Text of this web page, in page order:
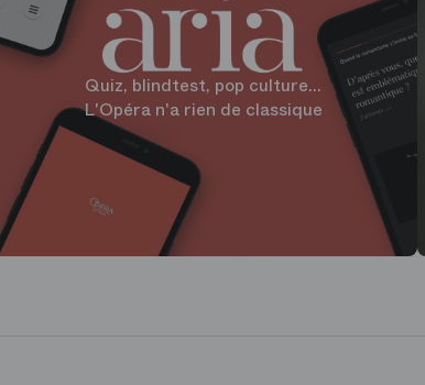
Quiz, blindtest, pop culture...
L'Opéra n'a rien de classique